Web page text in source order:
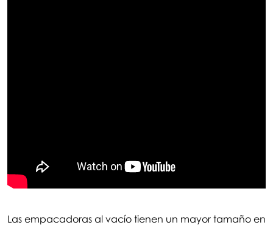
Las empacadoras al vacío tienen un mayor tamaño en